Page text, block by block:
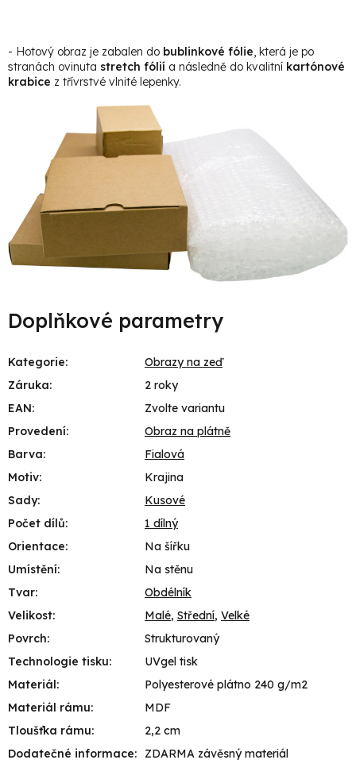
- Hotový obraz je zabalen do bublinkové fólie, která je po
stranách ovinuta stretch fólií a následně do kvalitní kartónové
krabice z třívrstvé vlnité lepenky.
Doplňkové parametry
Kategorie:
Obrazy na zeď
Záruka:
2 roky
EAN:
Zvolte variantu
Provedení:
Obraz na plátně
Barva:
Fialová
Motiv:
Krajina
Sady:
Kusové
Počet dílů:
1 dílný
Orientace:
Na šířku
Umístění:
Na stěnu
Tvar:
Obdélník
Velikost: Malé, Střední, Velké
Povrch:
Strukturovaný
Technologie tisku:
UVgel tisk
Materiál:
Polyesterové plátno 240 g/m2
Materiál rámu:
MDF
Tloušťka rámu:
2,2 cm
Dodatečné informace: ZDARMA závěsný materiál